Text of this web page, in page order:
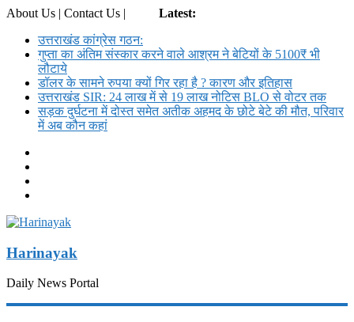
About Us | Contact Us |
Latest:
उत्तराखंड कांग्रेस गठन:
गुप्ता का अंतिम संस्कार करने वाले आश्रम ने बेटियों के 5100₹ भी
लौटाये
डॉलर के सामने रुपया क्यों गिर रहा है ? कारण और इतिहास
उत्तराखंड SIR: 24 लाख में से 19 लाख नोटिस BLO से वोटर तक
सड़क दुर्घटना में दोस्त समेत अतीक अहमद के छोटे बेटे की मौत, परिवार
में अब कौन कहां
Harinayak
Daily News Portal